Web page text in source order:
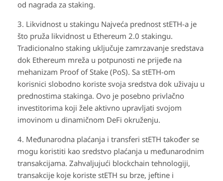
od nagrada za staking.
3. Likvidnost u stakingu Najveća prednost stETH-a je
što pruža likvidnost u Ethereum 2.0 stakingu.
Tradicionalno staking uključuje zamrzavanje sredstava
dok Ethereum mreža u potpunosti ne prijeđe na
mehanizam Proof of Stake (PoS). Sa stETH-om
korisnici slobodno koriste svoja sredstva dok uživaju u
prednostima stakinga. Ovo je posebno privlačno
investitorima koji žele aktivno upravljati svojom
imovinom u dinamičnom DeFi okruženju.
4. Međunarodna plaćanja i transferi stETH također se
mogu koristiti kao sredstvo plaćanja u međunarodnim
transakcijama. Zahvaljujući blockchain tehnologiji,
transakcije koje koriste stETH su brze, jeftine i